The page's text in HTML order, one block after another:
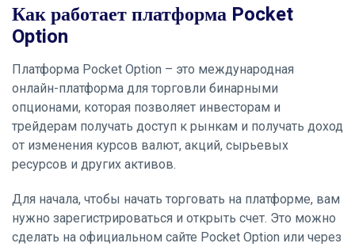
Как работает платформа Pocket
Option
Платформа Pocket Option – это международная
онлайн-платформа для торговли бинарными
опционами, которая позволяет инвесторам и
трейдерам получать доступ к рынкам и получать доход
от изменения курсов валют, акций, сырьевых
ресурсов и других активов.
Для начала, чтобы начать торговать на платформе, вам
нужно зарегистрироваться и открыть счет. Это можно
сделать на официальном сайте Pocket Option или через